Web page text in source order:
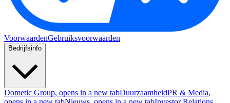
VoorwaardenGebruiksvoorwaarden
Bedrijfsinfo
Dometic Group, opens in a new tabDuurzaamheidPR & Media,